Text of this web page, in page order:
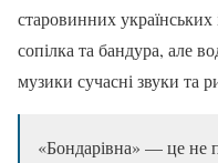
старовинних українських
сопілка та бандура, але
музики сучасні звуки та
«Бондарівна» — це не